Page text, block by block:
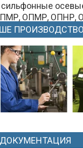
сильфонные
ОПМР, ОПНР,
ПРОИЗВОДСТВО
ДОКУМЕНТАЦИЯ